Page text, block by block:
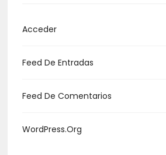
Acceder
Feed De Entradas
Feed De Comentarios
WordPress.org